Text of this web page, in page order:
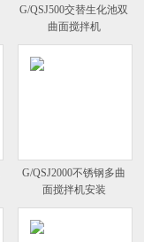
G/QSJ500交替生化池双
曲面搅拌机
G/QSJ2000不锈钢多曲
面搅拌机安装